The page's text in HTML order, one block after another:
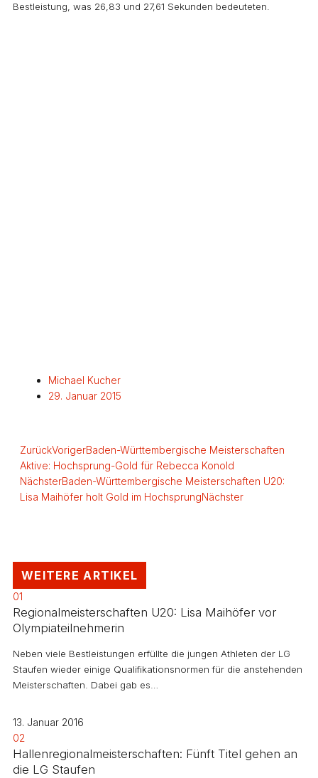
Bestleistung, was 26,83 und 27,61 Sekunden bedeuteten.
Michael Kucher
29. Januar 2015
ZurückVorigerBaden-Württembergische Meisterschaften
Aktive: Hochsprung-Gold für Rebecca Konold
NächsterBaden-Württembergische Meisterschaften U20:
Lisa Maihöfer holt Gold im HochsprungNächster
WEITERE ARTIKEL
01
Regionalmeisterschaften U20: Lisa Maihöfer vor
Olympiateilnehmerin
Neben viele Bestleistungen erfüllte die jungen Athleten der LG
Staufen wieder einige Qualifikationsnormen für die anstehenden
Meisterschaften. Dabei gab es…
13. Januar 2016
02
Hallenregionalmeisterschaften: Fünft Titel gehen an
die LG Staufen